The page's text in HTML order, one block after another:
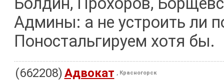
Админы: а не устроить ли
Поностальгируем хотя бы.
(662208)Адвокат , Красногорск